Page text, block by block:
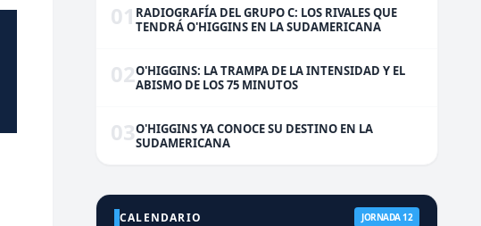
01 RADIOGRAFÍA DEL GRUPO C: LOS RIVALES QUE
TENDRÁ O'HIGGINS EN LA SUDAMERICANA
02O'HIGGINS: LA TRAMPA DE LA INTENSIDAD Y EL
ABISMO DE LOS 75 MINUTOS
03O'HIGGINS YA CONOCE SU DESTINO EN LA
SUDAMERICANA
CALENDARIO JORNADA 12